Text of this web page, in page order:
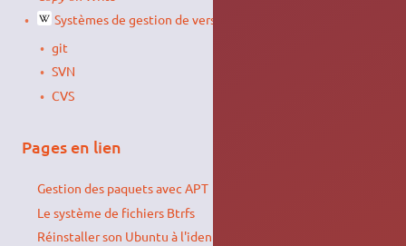
Systèmes de gestion de versions
git
SVN
CVS
Pages en lien
Gestion des paquets avec APT
Le système de fichiers Btrfs
Réinstaller son Ubuntu à l'identique